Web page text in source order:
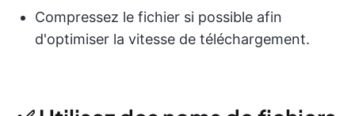
Compressez le fichier si possible afin
d'optimiser la vitesse de téléchargement.